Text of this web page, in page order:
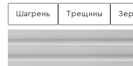
Шагрень Трещины
Поверхность без шагрени
Без трещин